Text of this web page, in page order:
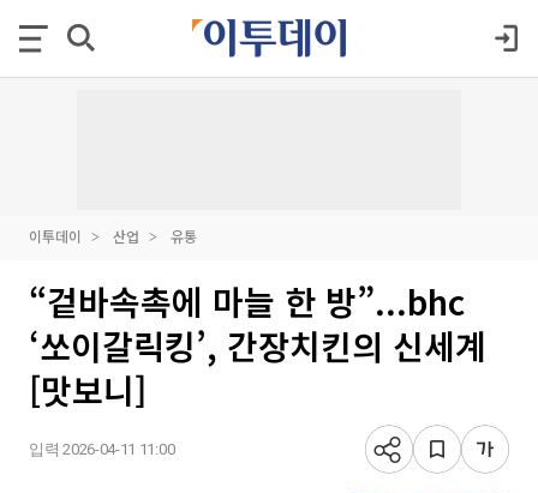
이투데이 산업 유통
“겉바속촉에 마늘 한 방”...bhc
‘쏘이갈릭킹’, 간장치킨의 신세계
[맛보니]
입력 2026-04-11 11:00